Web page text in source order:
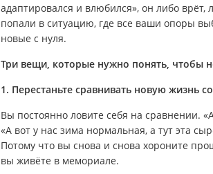
адаптировался и влюбился», он либо врёт,
попали в ситуацию, где все ваши опоры
новые с нуля.
Три вещи, которые нужно понять, чтобы
1. Перестаньте сравнивать новую жизнь
Вы постоянно ловите себя на сравнении.
«А вот у нас зима нормальная, а тут эта
Потому что вы снова и снова хороните
вы живёте в мемориале.